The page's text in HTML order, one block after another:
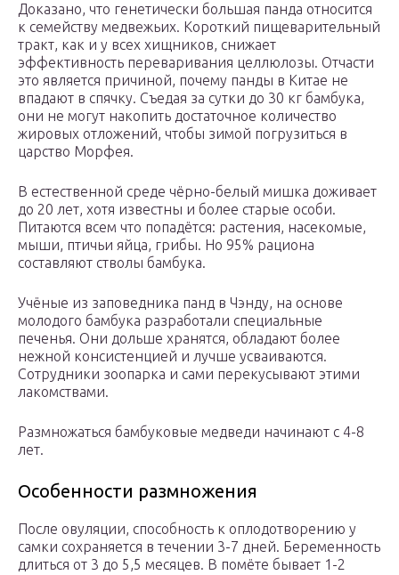
Доказано, что генетически большая панда относится
к семейству медвежьих. Короткий пищеварительный
тракт, как и у всех хищников, снижает
эффективность переваривания целлюлозы. Отчасти
это является причиной, почему панды в Китае не
впадают в спячку. Съедая за сутки до 30 кг бамбука,
они не могут накопить достаточное количество
жировых отложений, чтобы зимой погрузиться в
царство Морфея.
В естественной среде чёрно-белый мишка доживает
до 20 лет, хотя известны и более старые особи.
Питаются всем что попадётся: растения, насекомые,
мыши, птичьи яйца, грибы. Но 95% рациона
составляют стволы бамбука.
Учёные из заповедника панд в Чэнду, на основе
молодого бамбука разработали специальные
печенья. Они дольше хранятся, обладают более
нежной консистенцией и лучше усваиваются.
Сотрудники зоопарка и сами перекусывают этими
лакомствами.
Размножаться бамбуковые медведи начинают с 4-8
лет.
Особенности размножения
После овуляции, способность к оплодотворению у
самки сохраняется в течении 3-7 дней. Беременность
длиться от 3 до 5,5 месяцев. В помёте бывает 1-2